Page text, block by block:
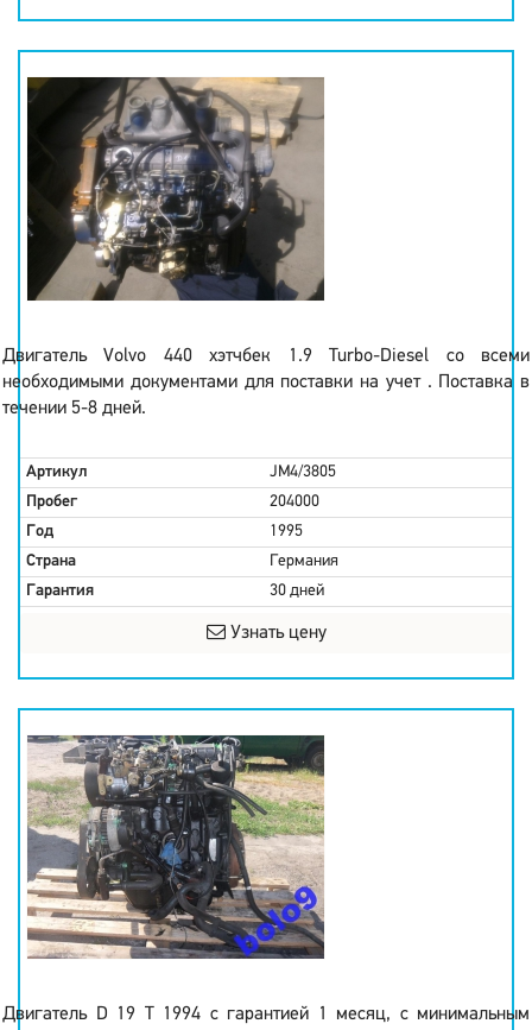
Двигатель Volvo 440 хэтчбек 1.9 Turbo-Diesel со всеми
необходимыми документами для поставки на учет . Поставка в
течении 5-8 дней.
Артикул
JM4/3805
Пробег
204000
Год
1995
Страна
Германия
Гарантия
30 дней
Узнать цену
Двигатель D 19 T 1994 с гарантией 1 месяц, с минимальным